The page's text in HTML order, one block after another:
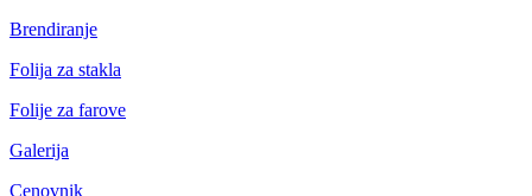
Brendiranje
Folija za stakla
Folije za farove
Galerija
Cenovnik